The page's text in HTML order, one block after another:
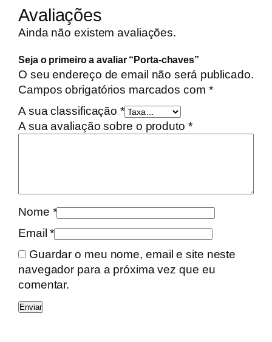
o
r
a
-
c
h
a
v
Avaliações
Ainda não existem avaliações.
Seja o primeiro a avaliar “Porta-chaves”
O seu endereço de email não será publicado.
Campos obrigatórios marcados com *
A sua classificação *
A sua avaliação sobre o produto *
Nome *
Email*
Guardar o meu nome, email e site neste
navegador para a próxima vez que eu
comentar.